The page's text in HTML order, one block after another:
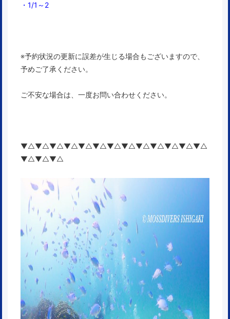
・1/1～2
※予約状況の更新に誤差が生じる場合もございますので、
予めご了承ください。
ご不安な場合は、一度お問い合わせください。
▼△▼△▼△▼△▼△▼△▼△▼△▼△▼△▼△▼△▼△
▼△▼△▼△